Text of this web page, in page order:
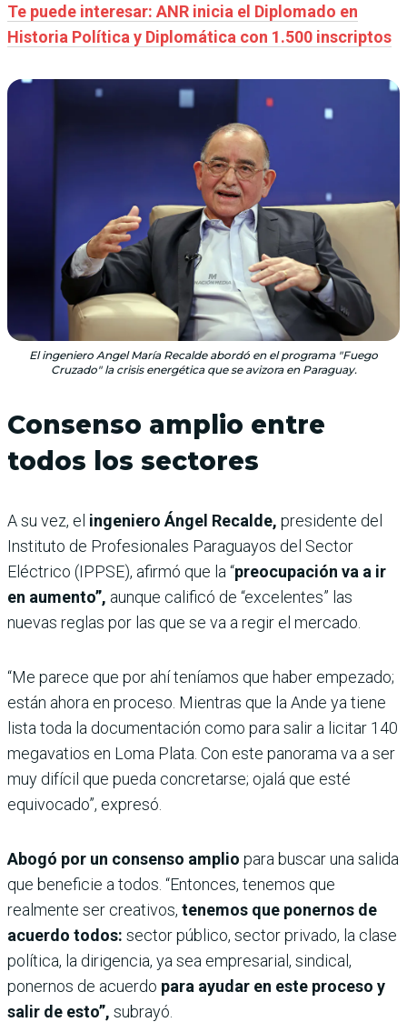
Te puede interesar: ANR inicia el Diplomado en
Historia Política y Diplomática con 1.500 inscriptos
El ingeniero Angel María Recalde abordó en el programa "Fuego
Cruzado" la crisis energética que se avizora en Paraguay.
Consenso amplio entre
todos los sectores
A su vez, el ingeniero Ángel Recalde, presidente del
Instituto de Profesionales Paraguayos del Sector
Eléctrico (IPPSE), afirmó que la “preocupación va a ir
en aumento”, aunque calificó de “excelentes” las
nuevas reglas por las que se va a regir el mercado.
“Me parece que por ahí teníamos que haber empezado;
están ahora en proceso. Mientras que la Ande ya tiene
lista toda la documentación como para salir a licitar 140
megavatios en Loma Plata. Con este panorama va a ser
muy difícil que pueda concretarse; ojalá que esté
equivocado”, expresó.
Abogó por un consenso amplio para buscar una salida
que beneficie a todos. “Entonces, tenemos que
realmente ser creativos, tenemos que ponernos de
acuerdo todos: sector público, sector privado, la clase
política, la dirigencia, ya sea empresarial, sindical,
ponernos de acuerdo para ayudar en este proceso y
salir de esto”, subrayó.